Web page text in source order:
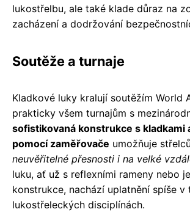
lukostřelbu, ale také klade důraz na
zacházení a dodržování
Soutěže a turnaje
Kladkové luky kralují soutěžím World
prakticky všem turnajům s
sofistikovaná konstrukce s kladkami
pomocí zaměřovače umožňuje
neuvěřitelné přesnosti i na velké
luku, ať už s reflexními rameny nebo
konstrukce, nachází uplatnění spíše v
lukostřeleckých disciplínách.